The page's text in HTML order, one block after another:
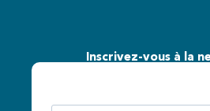
Inscrivez-vous à la